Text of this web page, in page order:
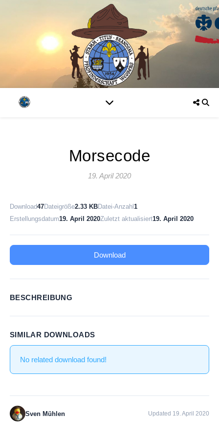
Morsecode
19. April 2020
Download47Dateigröße2.33 KBDatei-Anzahl 1
Erstellungsdatum19. April 2020Zuletzt aktualisiert19. April 2020
Download
BESCHREIBUNG
SIMILAR DOWNLOADS
No related download found!
Sven Mühlen Updated 19. April 2020